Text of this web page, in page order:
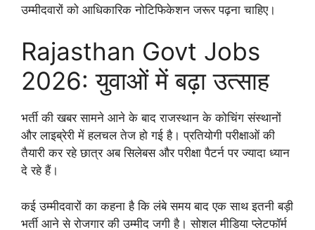
उम्मीदवारों को आधिकारिक नोटिफिकेशन जरूर पढ़ना चाहिए।
Rajasthan Govt Jobs
2026: युवाओं में बढ़ा उत्साह
भर्ती की खबर सामने आने के बाद राजस्थान के कोचिंग संस्थानों
और लाइब्रेरी में हलचल तेज हो गई है। प्रतियोगी परीक्षाओं की
तैयारी कर रहे छात्र अब सिलेबस और परीक्षा पैटर्न पर ज्यादा ध्यान
दे रहे हैं।
कई उम्मीदवारों का कहना है कि लंबे समय बाद एक साथ इतनी बड़ी
भर्ती आने से रोजगार की उम्मीद जगी है। सोशल मीडिया प्लेटफॉर्म